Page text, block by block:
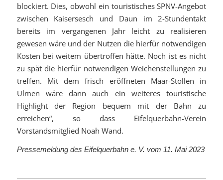
blockiert. Dies, obwohl ein touristisches SPNV-Angebot
zwischen Kaisersesch und Daun im 2-Stundentakt
bereits im vergangenen Jahr leicht zu realisieren
gewesen wäre und der Nutzen die hierfür notwendigen
Kosten bei weitem übertroffen hätte. Noch ist es nicht
zu spät die hierfür notwendigen Weichenstellungen zu
treffen. Mit dem frisch eröffneten Maar-Stollen in
Ulmen wäre dann auch ein weiteres touristische
Highlight der Region bequem mit der Bahn zu
erreichen“, so dass Eifelquerbahn-Verein
Vorstandsmitglied Noah Wand.
Pressemeldung des Eifelquerbahn e. V. vom 11. Mai 2023